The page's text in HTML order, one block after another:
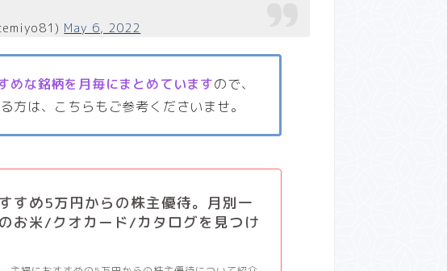
May 6, 2022
めな銘柄を月毎にまとめていますので、
方は、こちらもご参考くださいませ。
すめ5万円からの株主優待。月別一
お米/クオカード/カタログを見つけ